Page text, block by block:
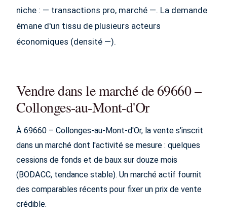
niche : — transactions pro, marché —. La demande
émane d'un tissu de plusieurs acteurs
économiques (densité —).
Vendre dans le marché de 69660 –
Collonges-au-Mont-d'Or
À 69660 – Collonges-au-Mont-d'Or, la vente s'inscrit
dans un marché dont l'activité se mesure : quelques
cessions de fonds et de baux sur douze mois
(BODACC, tendance stable). Un marché actif fournit
des comparables récents pour fixer un prix de vente
crédible.